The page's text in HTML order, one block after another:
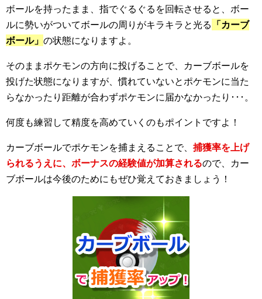
ボールを持ったまま、指でぐるぐるを回転させると、ボー
ルに勢いがついてボールの周りがキラキラと光る 「カーブ
ボール」 の状態になりますよ。
そのままポケモンの方向に投げることで、カーブボールを
投げた状態になりますが、慣れていないとポケモンに当た
らなかったり距離が合わずポケモンに届かなかったり･･･。
何度も練習して精度を高めていくのもポイントですよ！
カーブボールでポケモンを捕まえることで、 捕獲率を上げ
られるうえに、ボーナスの経験値が加算されるので、カー
ブボールは今後のためにもぜひ覚えておきましょう！